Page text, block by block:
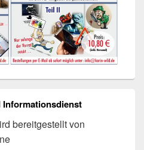
Informationsdienst
bereitgestellt von